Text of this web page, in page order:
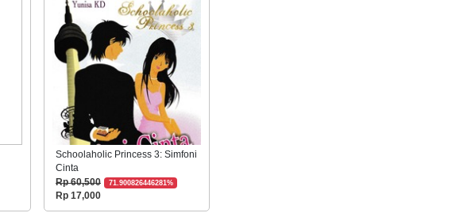
Schoolaholic Princess 3: Simfoni
Cinta
Rp 60,500
71.900826446281%
Rp 17,000